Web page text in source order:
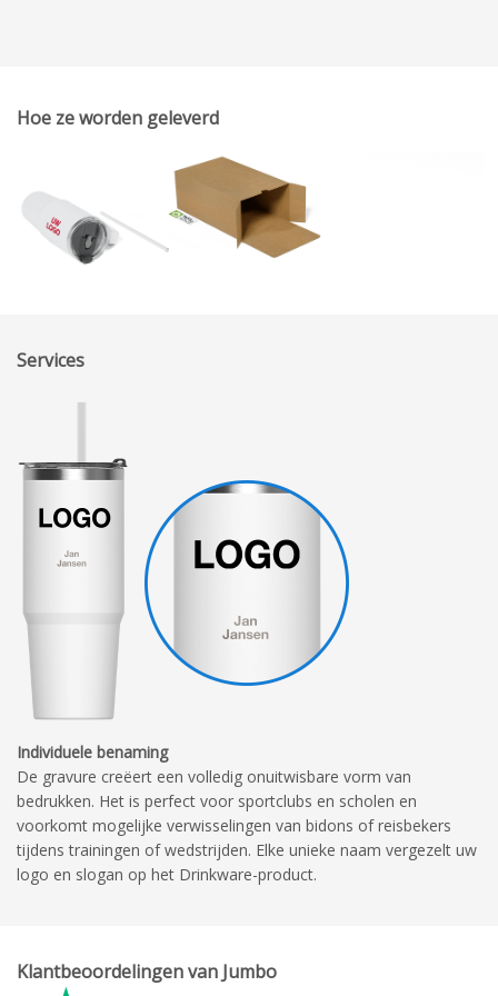
Hoe ze worden geleverd
Services
Individuele benaming
De gravure creëert een volledig onuitwisbare vorm van
bedrukken. Het is perfect voor sportclubs en scholen en
voorkomt mogelijke verwisselingen van bidons of reisbekers
tijdens trainingen of wedstrijden. Elke unieke naam vergezelt uw
logo en slogan op het Drinkware-product.
Klantbeoordelingen van Jumbo